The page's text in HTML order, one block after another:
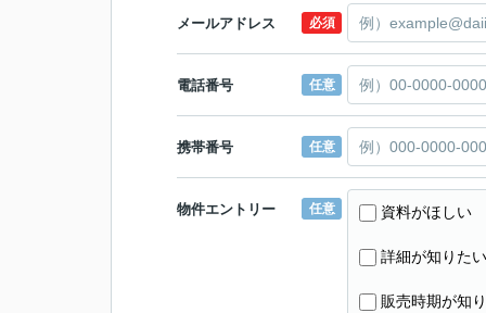
メールアドレス 必須
電話番号 任意
携帯番号 任意
物件エントリー 任意 資料がほしい
詳細が知りたい
販売時期が知